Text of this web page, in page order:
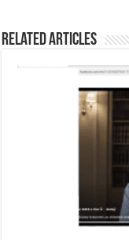
Related Articles